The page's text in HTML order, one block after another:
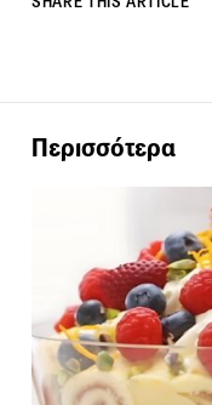
Περισσότερα